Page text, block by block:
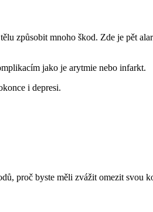
způsobit mnoho škod. Zde je pět
jako je arytmie nebo infarkt.
i depresi.
proč byste měli zvážit omezit svou